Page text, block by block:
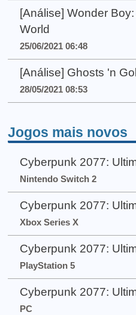
[Análise] Wonder
World
25/06/2021 06:48
[Análise] Ghosts 'n
28/05/2021 08:53
Jogos mais novos
Cyberpunk 2077:
Nintendo Switch 2
Cyberpunk 2077:
Xbox Series X
Cyberpunk 2077:
PlayStation 5
Cyberpunk 2077:
PC